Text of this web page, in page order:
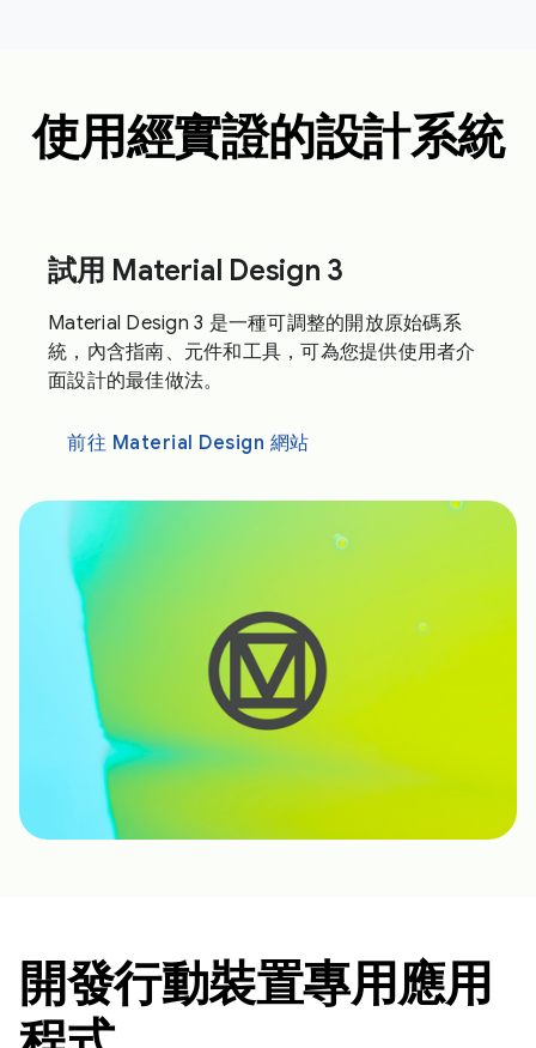
使用經實證的設計系統
試用 Material Design 3
Material Design 3 是一種可調整的開放原始碼系
統，內含指南、元件和工具，可為您提供使用者介
面設計的最佳做法。
前往 Material Design 網站
開發行動裝置專用應用